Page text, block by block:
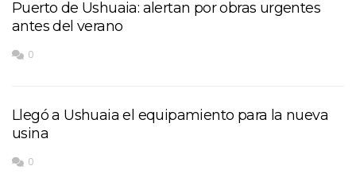
Puerto de Ushuaia: alertan por obras urgentes
antes del verano
0
Llegó a Ushuaia el equipamiento para la nueva
usina
0